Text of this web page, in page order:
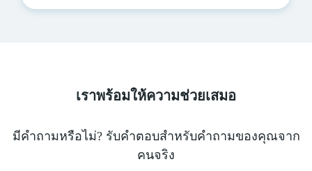
เราพร้อมให้ความช่วยเสมอ
มีคำถามหรือไม่? รับคำตอบสำหรับคำถามของคุณจาก
คนจริง